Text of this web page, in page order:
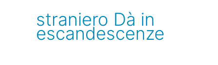
straniero Dà in
escandescenze